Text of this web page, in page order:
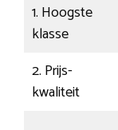
1. Hoogste
klasse
2. Prijs-
kwaliteit